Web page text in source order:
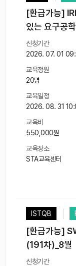
[환급가능]
있는 요구공학
신청기간
2026. 07. 01
교육정원
20명
교육일정
2026. 08. 31
교육비
550,000원
교육장소
STA교육센터
ISTQB
[환급가능]
(191차)_8월
신청기간